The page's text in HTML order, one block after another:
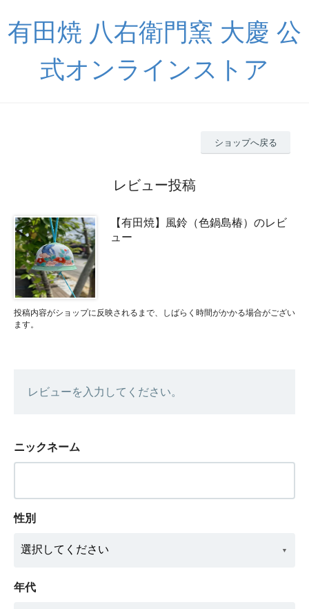
有田焼 八右衛門窯 大慶 公
式オンラインストア
ショップへ戻る
レビュー投稿
【有田焼】風鈴（色鍋島椿）のレビ
ュー
投稿内容がショップに反映されるまで、しばらく時間がかかる場合がござい
ます。
レビューを入力してください。
ニックネーム
性別
年代